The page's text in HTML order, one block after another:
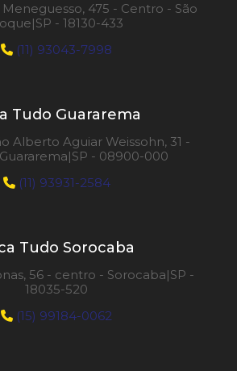
475 - Centro - São
- 18130-433
(11) 93043-7998
Tudo Guararema
Alberto Aguiar Weissohn, 31 -
- 08900-000
(11) 93931-2584
Tudo Sorocaba
56 - centro - Sorocaba|SP -
18035-520
(15) 99184-0062